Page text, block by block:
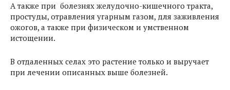
А также при болезнях желудочно-кишечного тракта,
простуды, отравления угарным газом, для заживления
ожогов, а также при физическом и умственном
истощении.
В отдаленных селах это растение только и выручает
при лечении описанных выше болезней.